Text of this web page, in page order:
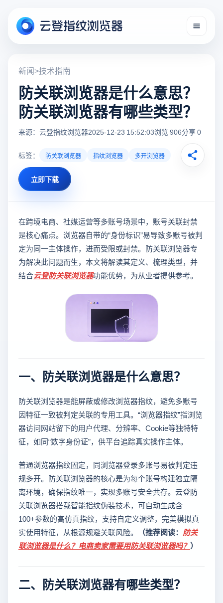
新闻>技术指南
防关联浏览器是什么意思？
防关联浏览器有哪些类型？
来源：云登指纹浏览器2025-12-23 15:52:03浏览 906分享 0
标签： 防关联浏览器 指纹浏览器 多开浏览器
立即下载
在跨境电商、社媒运营等多账号场景中，账号关联封禁
是核心痛点。浏览器自带的“身份标识”易导致多账号被判
定为同一主体操作，进而受限或封禁。防关联浏览器专
为解决此问题而生，本文将解读其定义、梳理类型，并
结合云登防关联浏览器功能优势，为从业者提供参考。
一、防关联浏览器是什么意思？
防关联浏览器是能屏蔽或修改浏览器指纹，避免多账号
因特征一致被判定关联的专用工具。“浏览器指纹”指浏览
器访问网站留下的用户代理、分辨率、Cookie等独特特
征，如同“数字身份证”，供平台追踪真实操作主体。
普通浏览器指纹固定，同浏览器登录多账号易被判定违
规多开。防关联浏览器的核心是为每个账号构建独立隔
离环境，确保指纹唯一，实现多账号安全共存。云登防
关联浏览器搭载智能指纹伪装技术，可自动生成含
100+参数的高仿真指纹，支持自定义调整，完美模拟真
实使用特征，从根源规避关联风险。
（推荐阅读： 防关
联浏览器是什么？电商卖家需要用防关联浏览器吗？ ）
二、防关联浏览器有哪些类型？